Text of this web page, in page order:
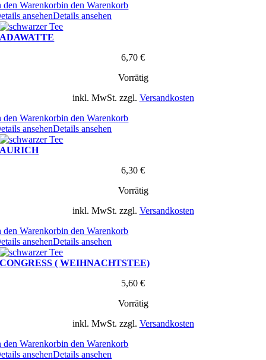
den Warenkorbin den Warenkorb
ansehenDetails ansehen
ADAWATTE
6,70 €
Vorrätig
inkl. MwSt. zzgl. Versandkosten
den Warenkorbin den Warenkorb
ansehenDetails ansehen
AURICH
6,30 €
Vorrätig
inkl. MwSt. zzgl. Versandkosten
den Warenkorbin den Warenkorb
ansehenDetails ansehen
CONGRESS ( WEIHNACHTSTEE)
5,60 €
Vorrätig
inkl. MwSt. zzgl. Versandkosten
den Warenkorbin den Warenkorb
ansehenDetails ansehen